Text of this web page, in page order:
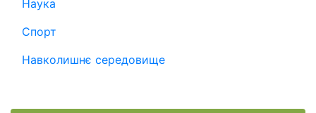
Наука
Спорт
Навколишнє середовище